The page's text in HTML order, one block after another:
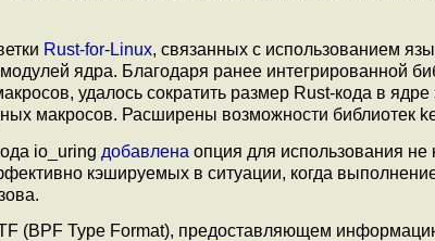
Rust-for-Linux, связанных с использованием
ядра. Благодаря ранее интегрированной
удалось сократить размер Rust-кода в ядре
макросов. Расширены возможности библиотек
io_uring добавлена опция для использования
кэшируемых в ситуации, когда
(BPF Type Format), предоставляющем